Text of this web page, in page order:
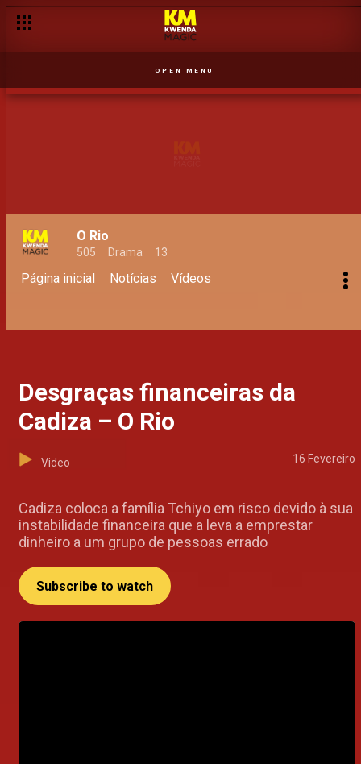
OPEN MENU
O Rio
505 Drama 13
Página inicial Notícias Vídeos
Desgraças financeiras da
Cadiza – O Rio
Video 16 Fevereiro
Cadiza coloca a família Tchiyo em risco devido à sua
instabilidade financeira que a leva a emprestar
dinheiro a um grupo de pessoas errado
Subscribe to watch